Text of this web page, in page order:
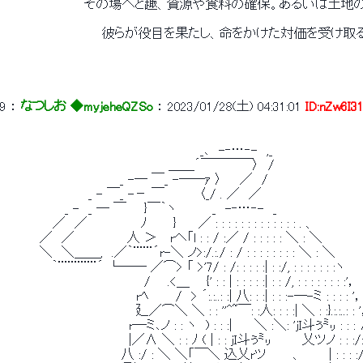
その場へと趣、資源や食料の確保。あるいは土地の拡大
彼らが役目を果たし、命をかけた対価を受け取るの
9 ： なつしお ◆myjeheQZSo ： 2023/01/28(土) 04:31:01
_､　-‐…‐-　,_
＿＿´￣￣￣￣〉　/
_ -─ ￣_ -──ｧ 〉　　／　/
_ - ￣_ -－ ￣　　 　 〈_/ . ／　／
_ -　_ ─ ￣　　}￣｀ヽ　　　　_　-‐…‐-　_
／　／　　　　　　ﾉ　 　 }　　 ／ : : : : : : : : : : : : : . 、
／　／　　　　 　 人 ＞ 　rヘ「l : : / :／ / : : : : : ＼ : ＼
＼　＼＿＿,　.／｀¨¨¨´r-＼ ノ>:/.:./ : / : : : : : : : : ＼ : ＼
｀¨¨¨¨¨¨´ └── ／⌒> 「 >'7/ : /: : : : :| : :/, : : : : : : :ヽ
/ 　 .<＿ 　 {' : : | : : : : :| : : /, : : : : : : : :'，
rﾍ　　　/　> ´:.:..: :| 八: : :| : : :-─-ミ : : : : '
廴／⌒＼ ＼ : : ''^~￣: :人: : : :| ＼ : :}.:.:..: : '
r─ミ､ノ : : ヽ　) : : :|　　 ＼ :＼: 'jI斗ぅ㍉ : :
|／∧ ＼ : : ﾉ ( | : : jI斗ぅ㍉　　　 乂ツノ : : :/
八 :/ : ＼ ＼「￣＼ 込乂rツ　　　、　　　| : : :